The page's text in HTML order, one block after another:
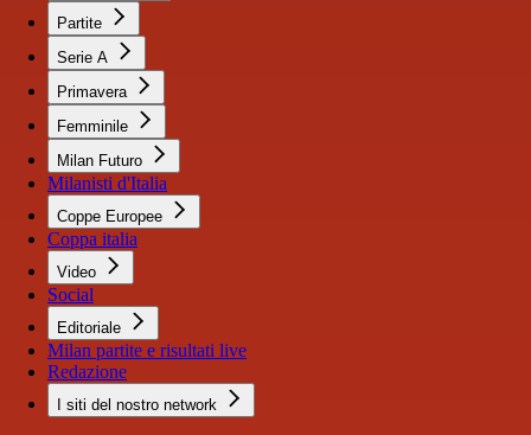
Partite
Serie A
Primavera
Femminile
Milan Futuro
Milanisti d'Italia
Coppe Europee
Coppa italia
Video
Social
Editoriale
Milan partite e risultati live
Redazione
I siti del nostro network